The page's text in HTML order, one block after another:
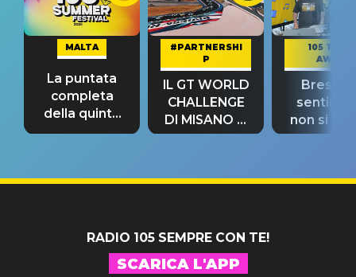
MALTA
La puntata
completa
della quinta
tappa
#PARTNERSHI
P
IL GT WORLD
CHALLENGE
DI MISANO si
riconferma
105 TAKE
AWAY
Bresh:
non si
fino alla
RADIO 105 SEMPRE CON TE!
SCARICA L'APP